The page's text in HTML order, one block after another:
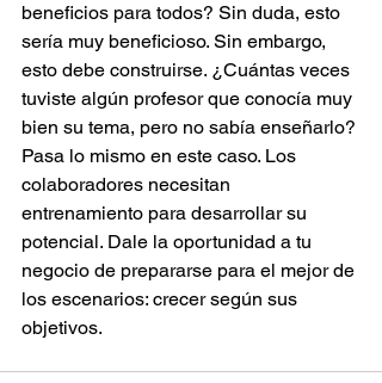
beneficios para todos? Sin duda, esto
sería muy beneficioso. Sin embargo,
esto debe construirse. ¿Cuántas veces
tuviste algún profesor que conocía muy
bien su tema, pero no sabía enseñarlo?
Pasa lo mismo en este caso. Los
colaboradores necesitan
entrenamiento para desarrollar su
potencial. Dale la oportunidad a tu
negocio de prepararse para el mejor de
los escenarios: crecer según sus
objetivos.